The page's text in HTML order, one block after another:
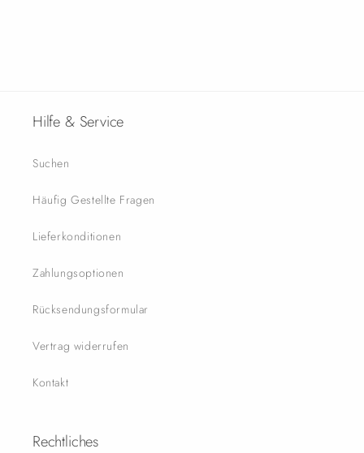
Hilfe & Service
Suchen
Häufig Gestellte Fragen
Lieferkonditionen
Zahlungsoptionen
Rücksendungsformular
Vertrag widerrufen
Kontakt
Rechtliches